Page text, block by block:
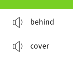
behind
cover